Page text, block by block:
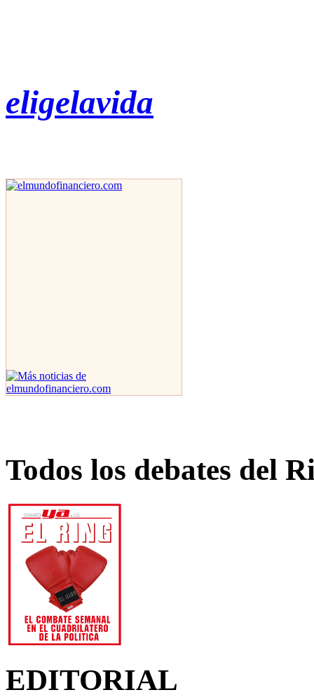
eligelavida
Todos los debates del
EDITORIAL